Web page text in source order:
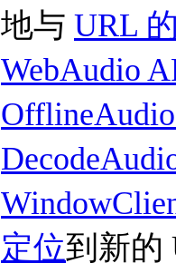
地与 URL
WebAudio
定位到新的